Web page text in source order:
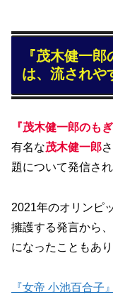
『茂木健一
は、流されや
『茂木健一郎のも
有名な茂木健一郎
題について発信さ
2021年のオリンピ
擁護する発言から
になったこともあり
『女帝 小池百合子